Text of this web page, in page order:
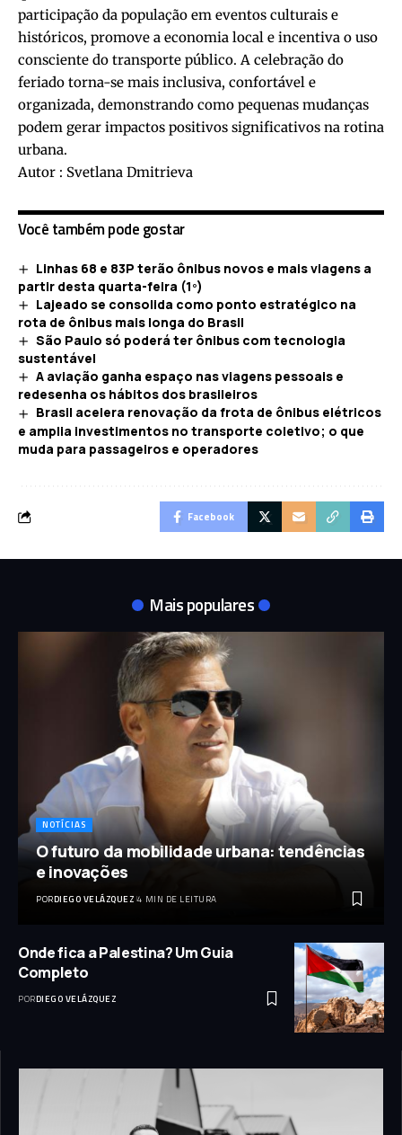
participação da população em eventos culturais e
históricos, promove a economia local e incentiva o uso
consciente do transporte público. A celebração do
feriado torna-se mais inclusiva, confortável e
organizada, demonstrando como pequenas mudanças
podem gerar impactos positivos significativos na rotina
urbana.
Autor : Svetlana Dmitrieva
Você também pode gostar
Linhas 68 e 83P terão ônibus novos e mais viagens a
partir desta quarta-feira (1º)
Lajeado se consolida como ponto estratégico na
rota de ônibus mais longa do Brasil
São Paulo só poderá ter ônibus com tecnologia
sustentável
A aviação ganha espaço nas viagens pessoais e
redesenha os hábitos dos brasileiros
Brasil acelera renovação da frota de ônibus elétricos
e amplia investimentos no transporte coletivo; o que
muda para passageiros e operadores
Facebook
Mais populares
NOTÍCIAS
O futuro da mobilidade urbana: tendências
e inovações
PORDIEGO VELÁZQUEZ 4 MIN DE LEITURA
Onde fica a Palestina? Um Guia
Completo
PORDIEGO VELÁZQUEZ